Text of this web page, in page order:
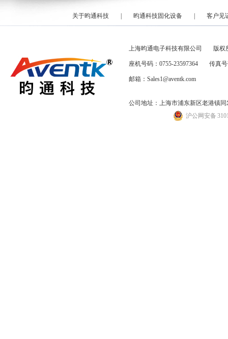
关于昀通科技 昀通科技固化设备 客户见
上海昀通电子科技有限公司 版权
座机号码：0755-23597364 传真号
邮箱：Sales1@aventk.com
公司地址：上海市浦东新区老港镇同
沪公网安备